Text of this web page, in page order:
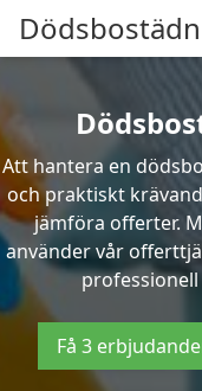
Att hantera en
och praktiskt
jämföra offerter.
använder vår
Få 3